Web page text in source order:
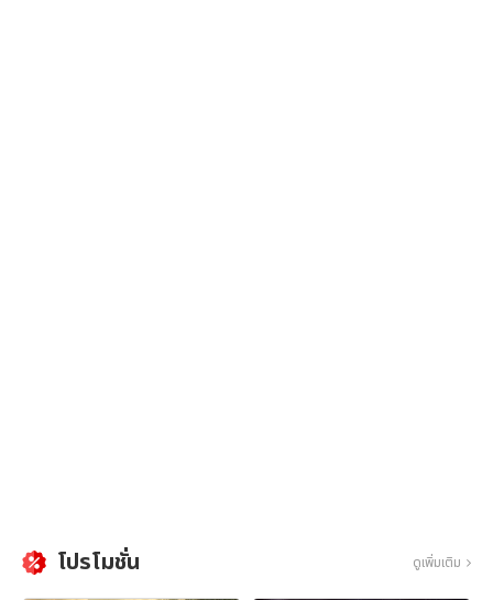
โปรโมชั่น ดูเพิ่มเติม